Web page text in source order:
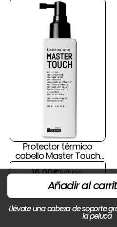
Protector térmico
cabello Master Touch
de Glossco
16,00€Iva inc.
Añadir al
Llévate una cabeza de soporte
la peluca